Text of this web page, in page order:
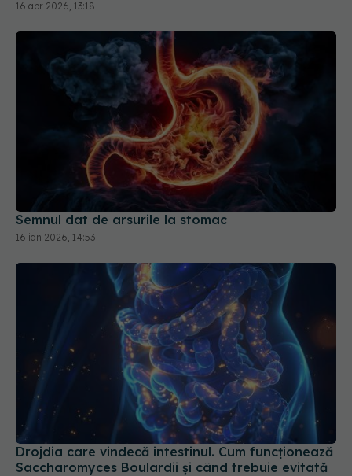
16 apr 2026, 13:18
Semnul dat de arsurile la stomac
16 ian 2026, 14:53
Drojdia care vindecă intestinul. Cum funcționează
Saccharomyces Boulardii și când trebuie evitată